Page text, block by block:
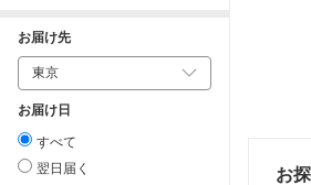
お届け先
お届け日
すべて
翌日届く
お